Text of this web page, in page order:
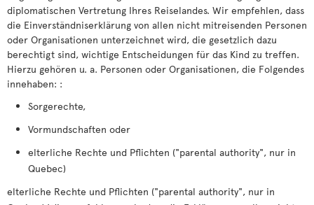
diplomatischen Vertretung Ihres Reiselandes. Wir empfehlen, dass
die Einverständniserklärung von allen nicht mitreisenden Personen
oder Organisationen unterzeichnet wird, die gesetzlich dazu
berechtigt sind, wichtige Entscheidungen für das Kind zu treffen.
Hierzu gehören u. a. Personen oder Organisationen, die Folgendes
innehaben: :
Sorgerechte,
Vormundschaften oder
elterliche Rechte und Pflichten ("parental authority", nur in
Quebec)
elterliche Rechte und Pflichten ("parental authority", nur in